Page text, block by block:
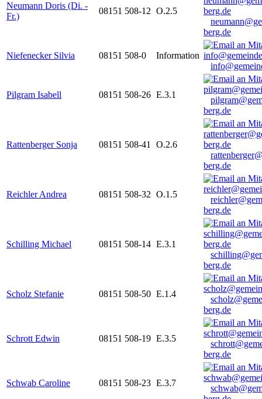
Neumann Doris (Di. -
Fr.)
08151 508-12 O.2.5
berg.de
Niefenecker Silvia 08151 508-0
Information
Pilgram Isabell 08151 508-26 E.3.1
berg.de
Rattenberger Sonja 08151 508-41
O.2.6
berg.de
Reichler Andrea 08151 508-32 O.1.5
berg.de
Schilling Michael 08151 508-14 E.3.1
berg.de
Scholz Stefanie 08151 508-50 E.1.4
berg.de
Schrott Edwin 08151 508-19 E.3.5
berg.de
Schwab Caroline 08151 508-23 E.3.7